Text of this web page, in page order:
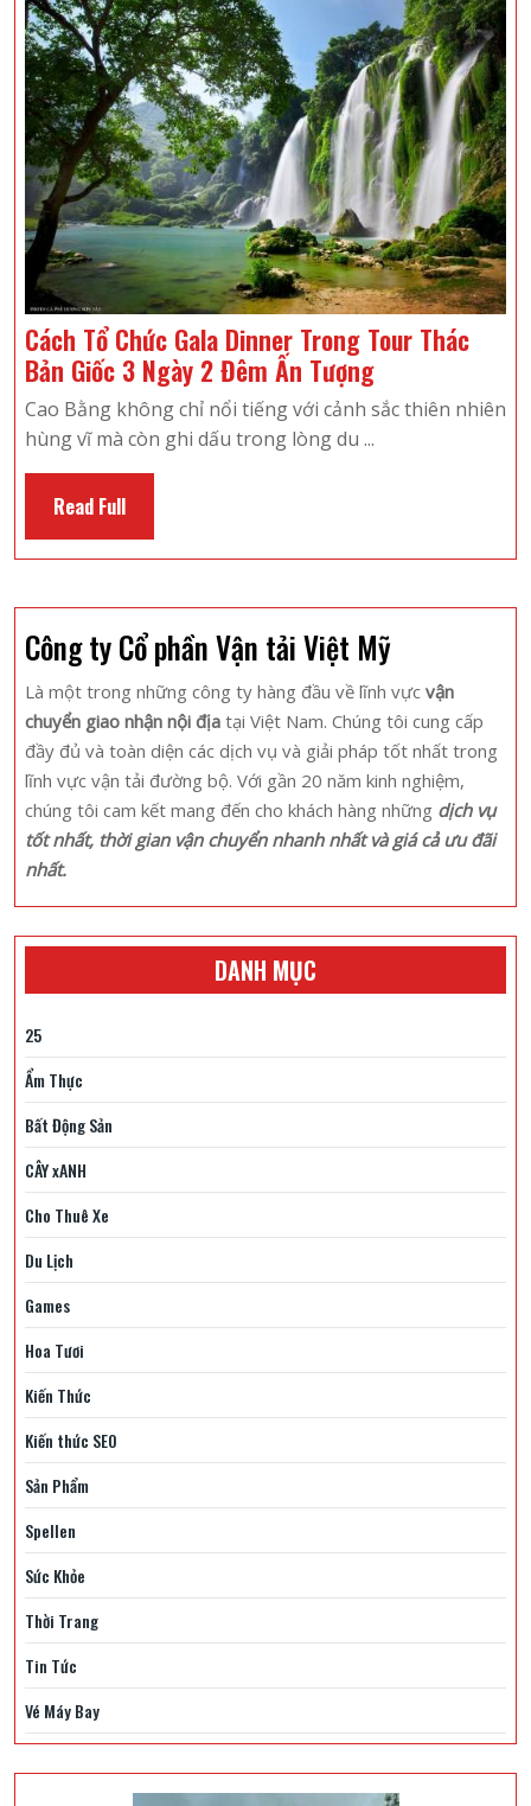
Bạch
Đằng
Giang
Du
Lịch
2
Ngày
1
Đêm
Cách Tổ Chức Gala Dinner Trong Tour Thác
Bản Giốc 3 Ngày 2 Đêm Ấn TượngCách
Tổ
Tour
Bản
Giốc
3
Ngày
2
Đêm
Ấn
Tượng
Cao Bằng không chỉ nổi tiếng với cảnh sắc thiên nhiên
hùng vĩ mà còn ghi dấu trong lòng du ...
Read FullRead
Full
Công ty Cổ phần Vận tải Việt Mỹ
Là một trong những công ty hàng đầu về lĩnh vực vận
chuyển giao nhận nội địa tại Việt Nam. Chúng tôi cung cấp
đầy đủ và toàn diện các dịch vụ và giải pháp tốt nhất trong
lĩnh vực vận tải đường bộ. Với gần 20 năm kinh nghiệm,
chúng tôi cam kết mang đến cho khách hàng những dịch vụ
tốt nhất, thời gian vận chuyển nhanh nhất và giá cả ưu đãi
nhất.
DANH MỤC
25
Ẩm Thực
Bất Động Sản
CÂY xANH
Cho Thuê Xe
Du Lịch
Games
Hoa Tươi
Kiến Thức
Kiến thức SEO
Sản Phẩm
Spellen
Sức Khỏe
Thời Trang
Tin Tức
Vé Máy Bay